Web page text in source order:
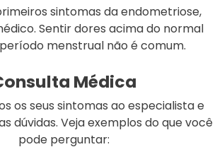
sintomas da endometriose,
Sentir dores acima do normal
menstrual não é comum.
Médica
os seus sintomas ao especialista e
dúvidas. Veja exemplos do que você
pode perguntar: